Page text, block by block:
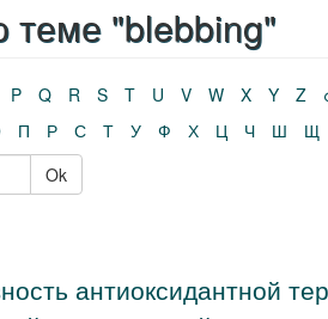
"blebbing"
P Q R S T U V W X Y Z
П Р С Т У Ф Х Ц Ч Ш Щ
Ok
антиоксидантной